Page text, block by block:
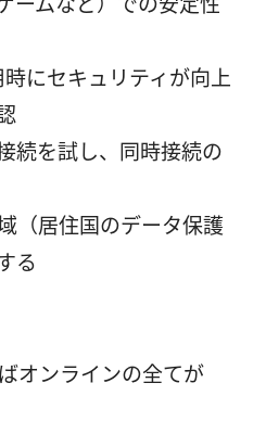
にセキュリティが向上
続を試し、同時接続の
（居住国のデータ保護
る
オンラインの全てが